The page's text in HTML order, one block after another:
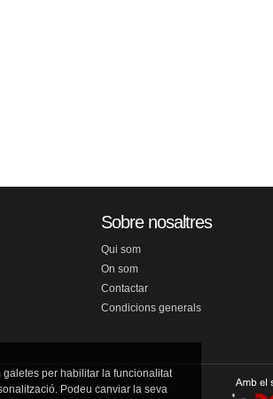
Sobre nosaltres
Qui som
On som
Contactar
Condicions generals
per habilitar la funcionalitat
Podeu canviar la seva